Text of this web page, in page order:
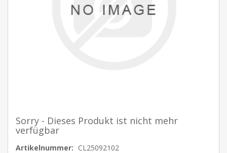
Sorry - Dieses Produkt ist nicht mehr
verfügbar
Artikelnummer: CL25092102